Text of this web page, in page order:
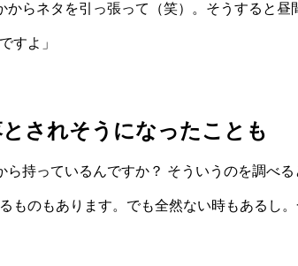
らネタを引っ張って（笑）。そうすると昼
すよ」
されそうになったことも
持っているんですか？ そういうのを調べる
ものもあります。でも全然ない時もあるし